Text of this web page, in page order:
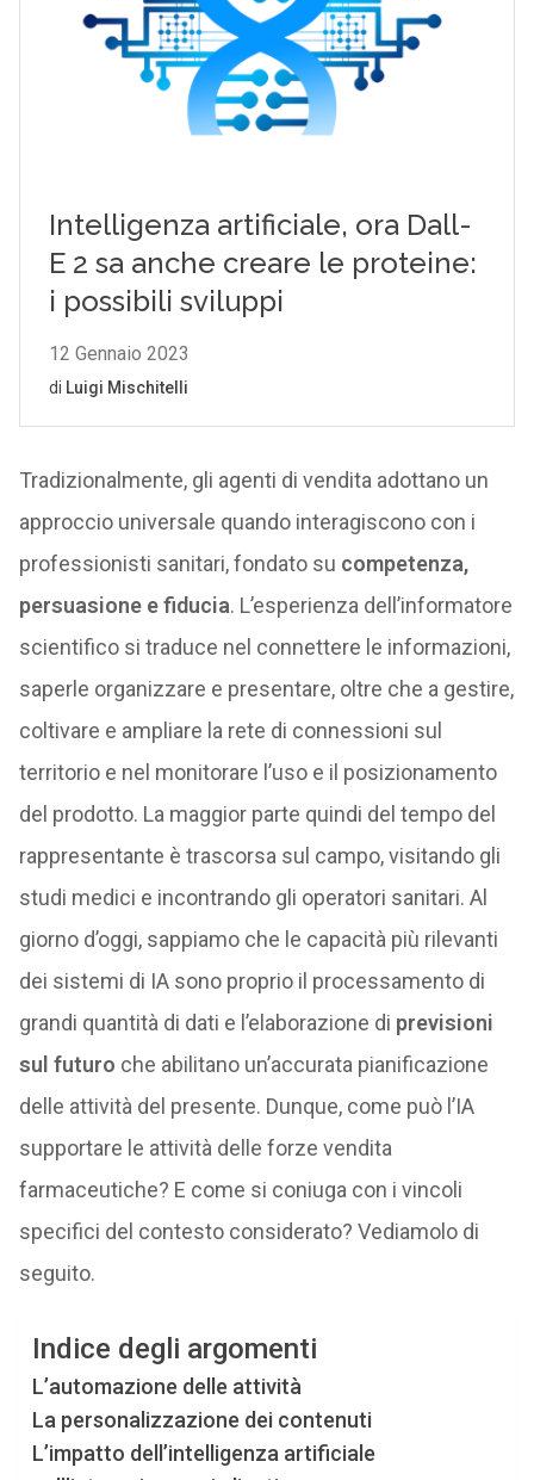
Tradizionalmente, gli agenti di vendita adottano un
approccio universale quando interagiscono con i
professionisti sanitari, fondato su competenza,
persuasione e fiducia. L’esperienza dell’informatore
scientifico si traduce nel connettere le informazioni,
saperle organizzare e presentare, oltre che a gestire,
coltivare e ampliare la rete di connessioni sul
territorio e nel monitorare l’uso e il posizionamento
del prodotto. La maggior parte quindi del tempo del
rappresentante è trascorsa sul campo, visitando gli
studi medici e incontrando gli operatori sanitari. Al
giorno d’oggi, sappiamo che le capacità più rilevanti
dei sistemi di IA sono proprio il processamento di
grandi quantità di dati e l’elaborazione di previsioni
sul futuro che abilitano un’accurata pianificazione
delle attività del presente. Dunque, come può l’IA
supportare le attività delle forze vendita
farmaceutiche? E come si coniuga con i vincoli
specifici del contesto considerato? Vediamolo di
seguito.
Indice degli argomenti
L’automazione delle attività
La personalizzazione dei contenuti
L’impatto dell’intelligenza artificiale